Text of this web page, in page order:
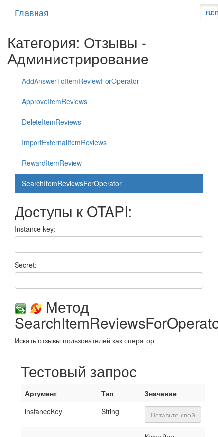
Главная en
ru
Категория: Отзывы -
Администрирование
AddAnswerToItemReviewForOperator
ApproveItemReviews
DeleteItemReviews
ImportExternalItemReviews
RewardItemReview
SearchItemReviewsForOperator
Доступы к OTAPI:
Instance key:
Secret:
Метод
Искать отзывы пользователей как оператор
Тестовый запрос
Аргумент Тип
Значение
instanceKey
String